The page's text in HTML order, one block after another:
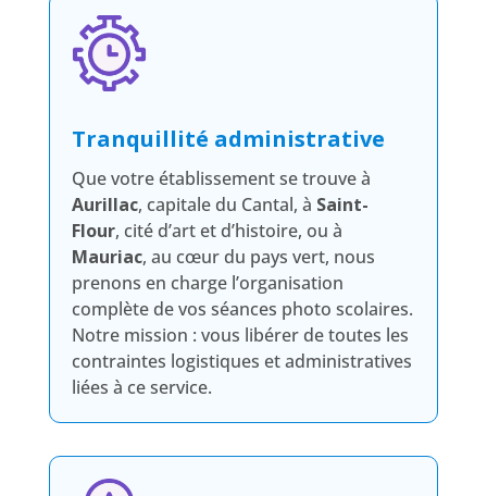
Tranquillité administrative
Que votre établissement se trouve à
Aurillac, capitale du Cantal, à Saint-
Flour, cité d’art et d’histoire, ou à
Mauriac, au cœur du pays vert, nous
prenons en charge l’organisation
complète de vos séances photo scolaires.
Notre mission : vous libérer de toutes les
contraintes logistiques et administratives
liées à ce service.